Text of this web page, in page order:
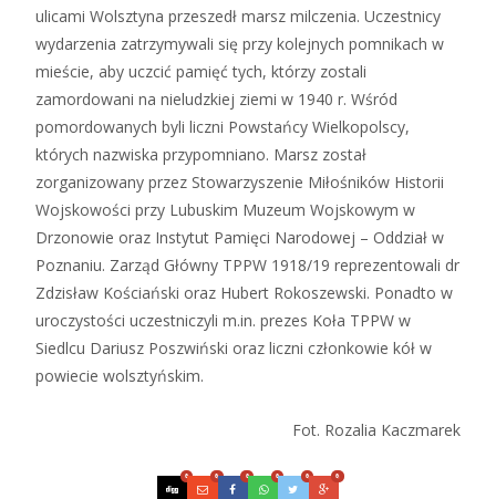
ulicami Wolsztyna przeszedł marsz milczenia. Uczestnicy
wydarzenia zatrzymywali się przy kolejnych pomnikach w
mieście, aby uczcić pamięć tych, którzy zostali
zamordowani na nieludzkiej ziemi w 1940 r. Wśród
pomordowanych byli liczni Powstańcy Wielkopolscy,
których nazwiska przypomniano. Marsz został
zorganizowany przez Stowarzyszenie Miłośników Historii
Wojskowości przy Lubuskim Muzeum Wojskowym w
Drzonowie oraz Instytut Pamięci Narodowej – Oddział w
Poznaniu. Zarząd Główny TPPW 1918/19 reprezentowali dr
Zdzisław Kościański oraz Hubert Rokoszewski. Ponadto w
uroczystości uczestniczyli m.in. prezes Koła TPPW w
Siedlcu Dariusz Poszwiński oraz liczni członkowie kół w
powiecie wolsztyńskim.
Fot. Rozalia Kaczmarek
0 0 0 0 0 0